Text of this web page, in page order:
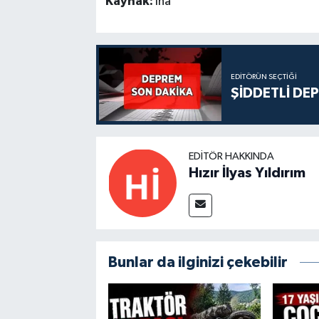
EDITÖRÜN SEÇTIĞI
ŞİDDETLİ
EDITÖR HAKKINDA
Hızır İlyas Yıldırım
Bunlar da ilginizi çekebilir